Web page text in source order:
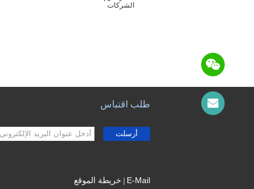
طلب اقتباس
أرسلت
E-Mail
| خريطة الموقع